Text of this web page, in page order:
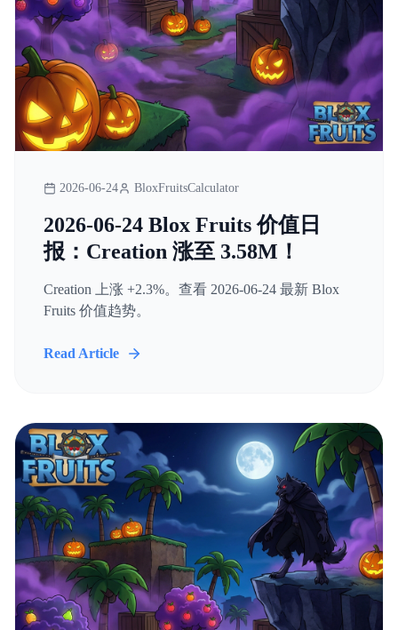
2026-06-24 BloxFruitsCalculator
2026-06-24 Blox Fruits 价值日
报：Creation 涨至 3.58M！
Creation 上涨 +2.3%。查看 2026-06-24 最新 Blox
Fruits 价值趋势。
Read Article